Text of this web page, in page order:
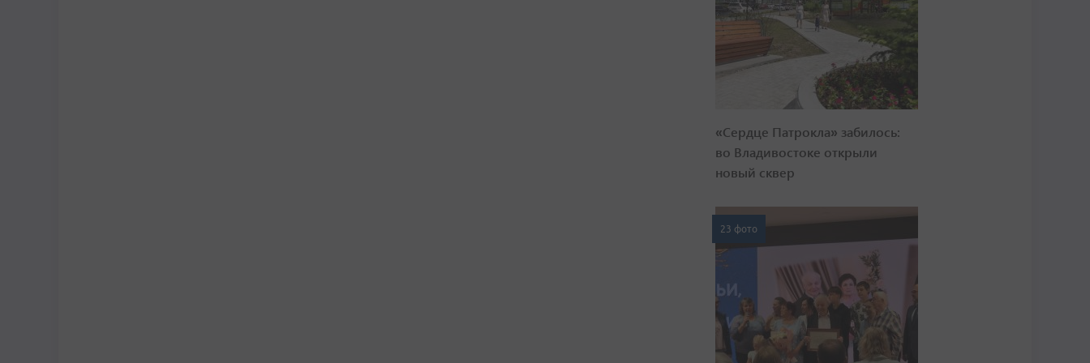
«Сердце Патрокла» забилось:
во Владивостоке открыли
новый сквер
23 фото